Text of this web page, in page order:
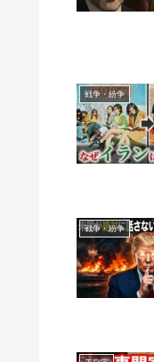
戦争・紛争
戦争・紛争